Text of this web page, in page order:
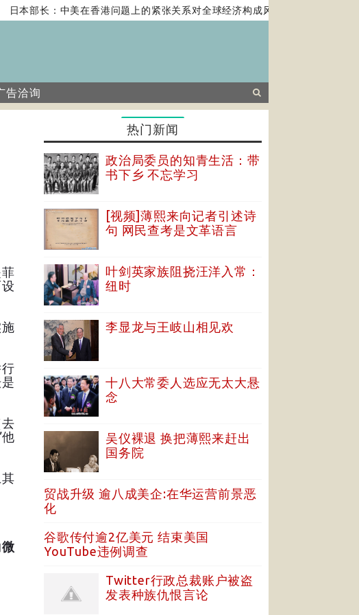
日本部长：中美在香港问题上的紧张关系对全球经济构成风险
告洽询
微
热门新闻
政治局委员的知青生活：带
书下乡 不忘学习
[视频]薄熙来向记者引述诗
句 网民查考是文革语言
叶剑英家族阻挠汪洋入常：
纽时
李显龙与王岐山相见欢
十八大常委人选应无太大悬
念
吴仪裸退 换把薄熙来赶出
国务院
贸战升级 逾八成美企:在华运营前景恶
化
谷歌传付逾2亿美元 结束美国
YouTube违例调查
Twitter行政总裁账户被盗
发表种族仇恨言论